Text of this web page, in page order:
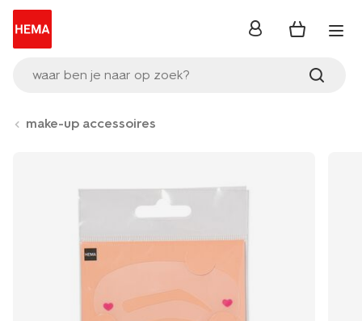
waar ben je naar op zoek?
inloggen
make-up accessoires